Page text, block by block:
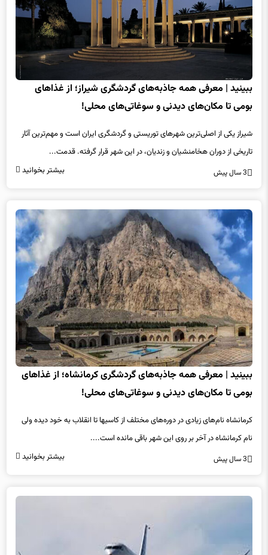
ببینید | معرفی همه جاذبه‌های گردشگری شیراز؛ از غذاهای
بومی تا مکان‌های دیدنی و سوغاتی‌های محلی!
شیراز یکی از اصلی‌ترین شهرهای توریستی و گردشگری ایران است و مهم‌ترین آثار
تاریخی از دوران هخامنشیان و زندیان، در این شهر قرار گرفته. قدمت...
3 سال پیش بیشتر بخوانید
ببینید | معرفی همه جاذبه‌های گردشگری کرمانشاه؛ از غذاهای
بومی تا مکان‌های دیدنی و سوغاتی‌های محلی!
کرمانشاه نام‌های زیادی در دوره‌های مختلف از کاسیها تا انقلاب به خود دیده ولی
نام کرمانشاه در آخر بر روی این شهر باقی مانده است....
3 سال پیش بیشتر بخوانید